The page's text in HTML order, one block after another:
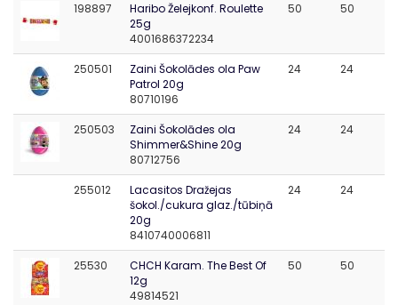
198897
Haribo Želejkonf. Roulette
25g
4001686372234
50 50
250501
Zaini Šokolādes ola Paw
Patrol 20g
80710196
24 24
250503
Zaini Šokolādes ola
Shimmer&Shine 20g
80712756
24 24
255012
Lacasitos Dražejas
šokol./cukura glaz./tūbiņā
20g
8410740006811
24 24
25530
CHCH Karam. The Best Of
12g
49814521
50 50